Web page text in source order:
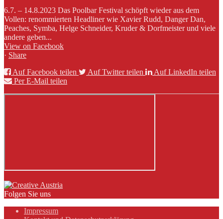
6.7. – 14.8.2023 Das Poolbar Festival schöpft wieder aus dem
Vollen: renommierten Headliner wie Xavier Rudd, Danger Dan,
Peaches, Symba, Helge Schneider, Kruder & Dorfmeister und viele
andere geben...
View on Facebook
· Share
Auf Facebook teilen
Auf Twitter teilen
Auf LinkedIn teilen
Per E-Mail teilen
Folgen Sie uns
Impressum